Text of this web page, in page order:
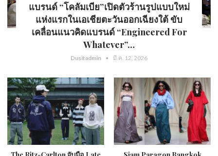
แบรนด์ “โคลัมเบีย”เปิดตัวร้านรูปแบบใหม่
แห่งแรกในเอเชียตะวันออกเฉียงใต้ ขับ
เคลื่อนแนวคิดแบรนด์ “Engineered For
Whatever”…
Dusitadmin มี.ค. 12, 2026